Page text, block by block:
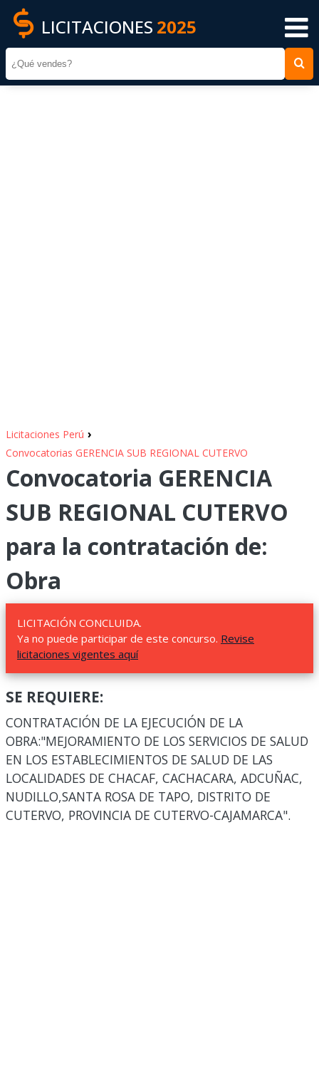
LICITACIONES 2025
Licitaciones Perú ›
Convocatorias GERENCIA SUB REGIONAL CUTERVO
Convocatoria GERENCIA
SUB REGIONAL CUTERVO
para la contratación de:
Obra
LICITACIÓN CONCLUIDA.
Ya no puede participar de este concurso. Revise
licitaciones vigentes aquí
SE REQUIERE:
CONTRATACIÓN DE LA EJECUCIÓN DE LA
OBRA:"MEJORAMIENTO DE LOS SERVICIOS DE SALUD
EN LOS ESTABLECIMIENTOS DE SALUD DE LAS
LOCALIDADES DE CHACAF, CACHACARA, ADCUÑAC,
NUDILLO,SANTA ROSA DE TAPO, DISTRITO DE
CUTERVO, PROVINCIA DE CUTERVO-CAJAMARCA".